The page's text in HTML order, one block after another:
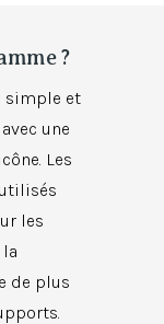
?
simple et
une
Les
les
de plus